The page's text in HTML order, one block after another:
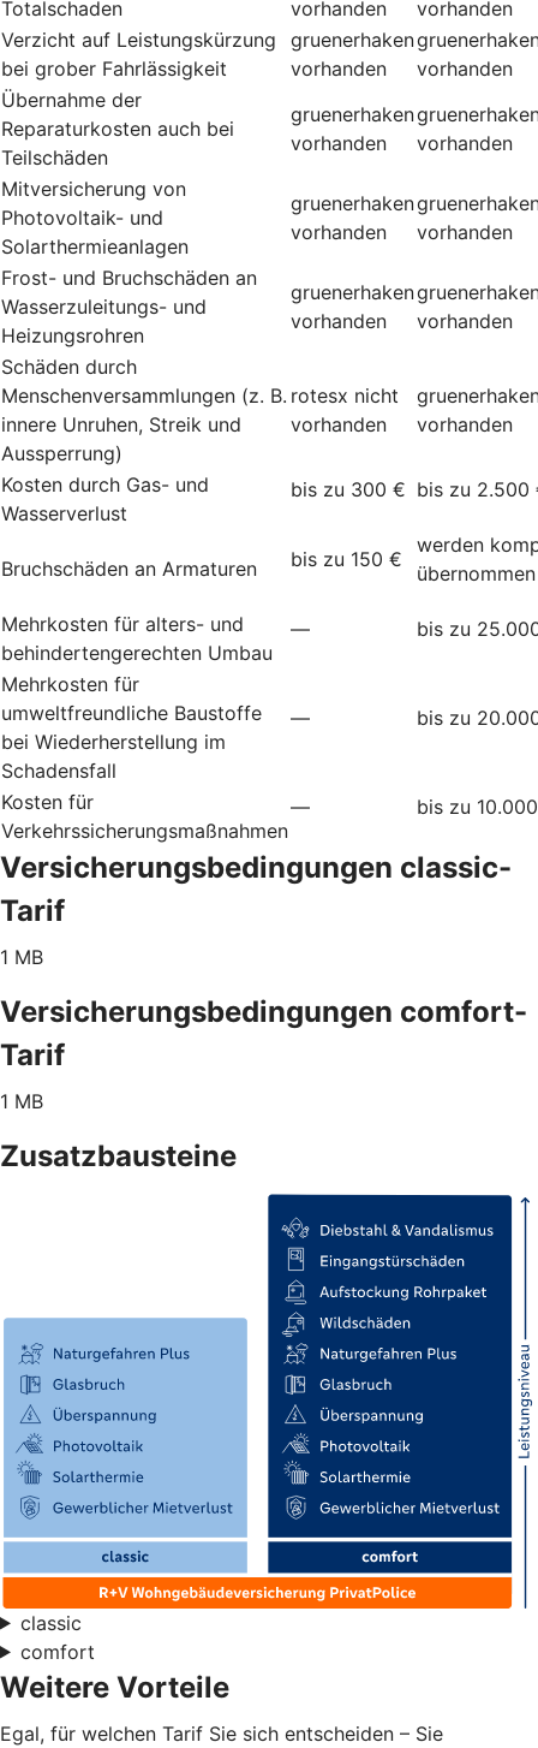
Totalschaden vorhanden
vorhanden
Verzicht auf Leistungskürzung
bei grober Fahrlässigkeit
gruenerhaken
vorhanden
vorhanden
Übernahme der
Reparaturkosten auch bei
Teilschäden
gruenerhaken
vorhanden
vorhanden
Mitversicherung von
Photovoltaik- und
Solarthermieanlagen
gruenerhaken
vorhanden
vorhanden
Frost- und Bruchschäden an
Wasserzuleitungs- und
Heizungsrohren
gruenerhaken
vorhanden
vorhanden
Schäden durch
Menschenversammlungen (z. B.
innere Unruhen, Streik und
Aussperrung)
rotesx nicht
vorhanden
vorhanden
Kosten durch Gas- und
Wasserverlust
bis zu 300 € bis zu 2.500
Bruchschäden an Armaturen bis zu 150 €
werden
übernommen
Mehrkosten für alters- und
behindertengerechten Umbau
— bis zu
Mehrkosten für
umweltfreundliche Baustoffe
bei Wiederherstellung im
Schadensfall
— bis zu
Kosten für
Verkehrssicherungsmaßnahmen
— bis zu
Versicherungsbedingungen classic-
Tarif
1 MB
Versicherungsbedingungen comfort-
Tarif
1 MB
Zusatzbausteine
classic
comfort
Weitere Vorteile
Egal, für welchen Tarif Sie sich entscheiden – Sie